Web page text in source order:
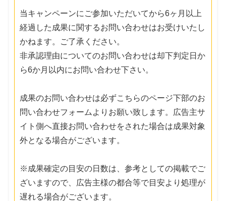
当キャンペーンにご参加いただいてから6ヶ月以上
経過した成果に関するお問い合わせはお受けいたし
かねます。ご了承ください。
非承認理由についてのお問い合わせは却下判定日か
ら6か月以内にお問い合わせ下さい。
成果のお問い合わせは必ずこちらのページ下部のお
問い合わせフォームよりお願い致します。広告主サ
イト側へ直接お問い合わせをされた場合は成果対象
外となる場合がございます。
※成果確定の目安の日数は、参考としての掲載でご
ざいますので、広告主様の都合等で目安より処理が
遅れる場合がございます。